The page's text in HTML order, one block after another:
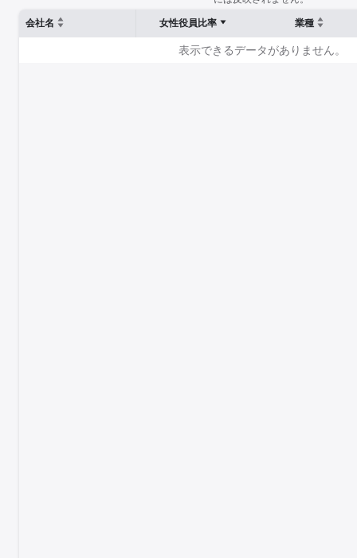
会社名
女性役員比率 業種
表示できるデータがありません。